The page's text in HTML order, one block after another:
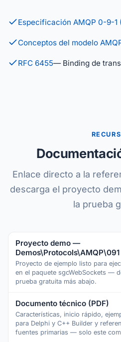
Especificación AMQP 0-9-1
Conceptos del modelo
RFC 6455— Binding de
Enlace directo a la
descarga el proyecto
la prueba
Proyecto demo —
Demos\Protocols\AMQP\091
Proyecto de ejemplo listo para
en el paquete sgcWebSockets —
prueba gratuita más abajo.
Documento técnico (PDF)
Características, inicio rápido,
para Delphi y C++ Builder y
fuentes primarias — solo este